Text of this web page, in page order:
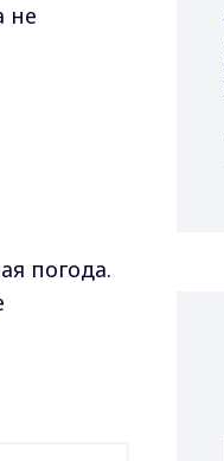
не
погода.